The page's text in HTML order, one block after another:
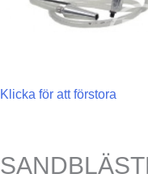
Klicka för att förstora